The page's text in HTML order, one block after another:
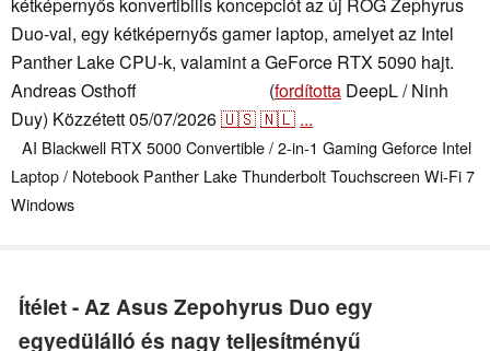
kétképernyős konvertibilis koncepciót az új ROG Zephyrus
Duo-val, egy kétképernyős gamer laptop, amelyet az Intel
Panther Lake CPU-k, valamint a GeForce RTX 5090 hajt.
Andreas Osthoff
(fordította DeepL / Ninh
Duy) Közzétett05/07/2026🇺🇸🇳🇱 ...
AI Blackwell RTX 5000Convertible / 2-in-1 Gaming Geforce Intel
Laptop / Notebook Panther LakeThunderboltTouchscreen Wi-Fi 7
Windows
Ítélet - Az Asus Zepohyrus Duo egy
egyedülálló és nagy teljesítményű